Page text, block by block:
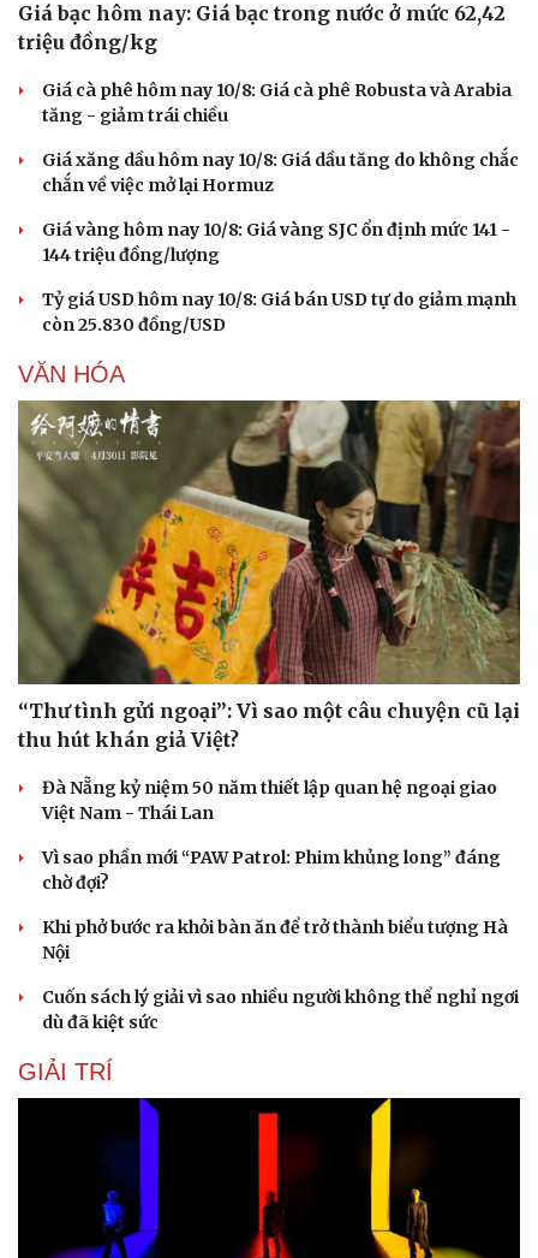
Cải chính
Giá bạc hôm nay: Giá bạc trong nước ở mức 62,42
triệu đồng/kg
Giá cà phê hôm nay 10/8: Giá cà phê Robusta và Arabia
tăng - giảm trái chiều
Giá xăng dầu hôm nay 10/8: Giá dầu tăng do không chắc
chắn về việc mở lại Hormuz
Giá vàng hôm nay 10/8: Giá vàng SJC ổn định mức 141 -
144 triệu đồng/lượng
Tỷ giá USD hôm nay 10/8: Giá bán USD tự do giảm mạnh
còn 25.830 đồng/USD
VĂN HÓA
“Thư tình gửi ngoại”: Vì sao một câu chuyện cũ lại
thu hút khán giả Việt?
Đà Nẵng kỷ niệm 50 năm thiết lập quan hệ ngoại giao
Việt Nam - Thái Lan
Vì sao phần mới “PAW Patrol: Phim khủng long” đáng
chờ đợi?
Khi phở bước ra khỏi bàn ăn để trở thành biểu tượng Hà
Nội
Cuốn sách lý giải vì sao nhiều người không thể nghỉ ngơi
dù đã kiệt sức
GIẢI TRÍ